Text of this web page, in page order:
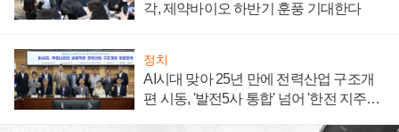
각, 제약바이오 하반기 훈풍 기대한다
정치
AI시대 맞아 25년 만에 전력산업 구조개
편 시동, '발전5사 통합' 넘어 '한전 지주사'